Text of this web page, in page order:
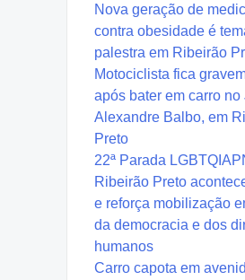
Nova geração de
contra obesidade é
palestra em Ribeirão
Motociclista fica
após bater em carro no
Alexandre Balbo, em
Preto
22ª Parada
Ribeirão Preto
e reforça mobilização
da democracia e dos
humanos
Carro capota em